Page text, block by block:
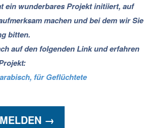
ein wunderbares Projekt initiiert, auf
machen und bei dem wir Sie
bitten.
auf den folgenden Link und erfahren
für Geflüchtete
→